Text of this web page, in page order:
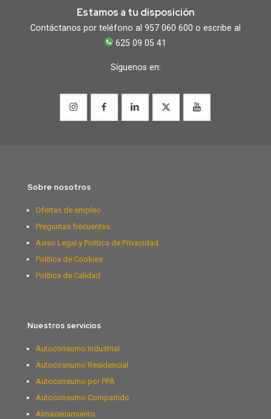
Estamos a tu disposición
Contáctanos por teléfono al 957 060 600 o escribe al
625 09 05 41
Síguenos en:
Sobre nosotros
Ofertas de empleo
Preguntas frecuentes
Aviso Legal y Política de Privacidad
Política de Cookies
Política de Calidad
Nuestros servicios
Autoconsumo Industrial
Autocosnumo Residencial
Autoconsumo por PPA
Autoconsumo Compartido
Almacenamiento